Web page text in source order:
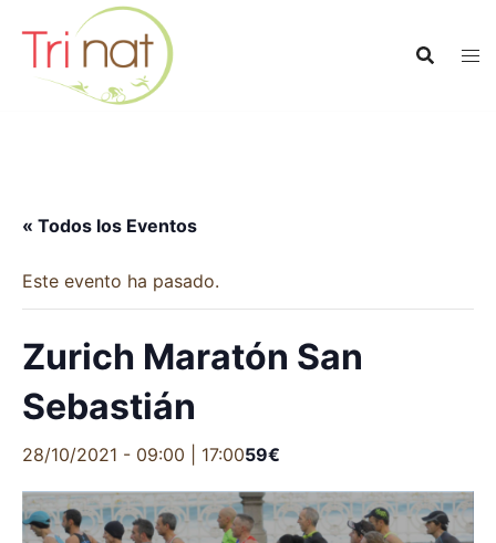
contenido
« Todos los Eventos
Este evento ha pasado.
Zurich Maratón San
Sebastián
28/10/2021 - 09:00 17:0059€